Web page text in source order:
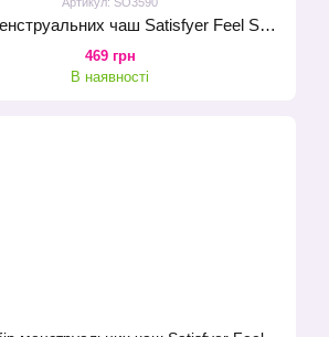
Набір менструальних чаш Satisfyer Feel Secure (light blue), 15мл і 20мл, мішечок для зберігання
469 грн
В наявності